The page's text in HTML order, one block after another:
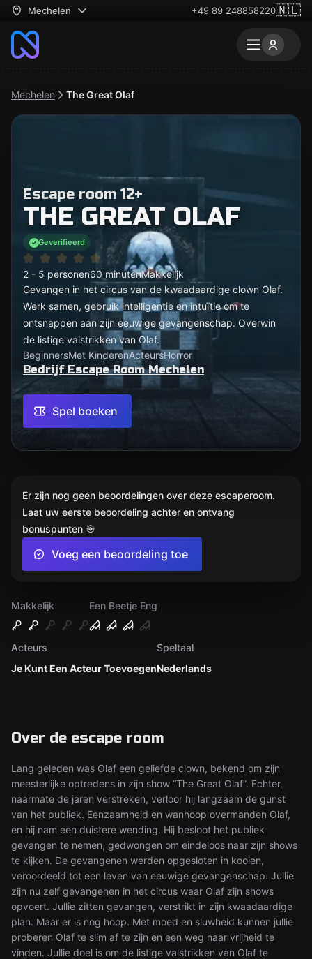
Mechelen +49 89 248858220🇳🇱
Mechelen The Great Olaf
Escape room 12+
THE GREAT OLAF
Geverifieerd
2 - 5 personen60 minutenMakkelijk
Gevangen in het circus van de kwaadaardige clown Olaf.
Werk samen, gebruik intelligentie en intuïtie om te
ontsnappen aan zijn eeuwige gevangenschap. Overwin
de listige valstrikken van Olaf.
BeginnersMet KinderenActeursHorror
Bedrijf Escape Room Mechelen
Spel boeken
Makkelijk Een Beetje Eng
Je Kunt Een Acteur Toevoegen
Acteurs
Nederlands
Speltaal
Over de escape room
Lang geleden was Olaf een geliefde clown, bekend om zijn
meesterlijke optredens in zijn show “The Great Olaf”. Echter,
naarmate de jaren verstreken, verloor hij langzaam de gunst
van het publiek. Eenzaamheid en wanhoop overmanden Olaf,
en hij nam een duistere wending. Hij besloot het publiek
gevangen te nemen, gedwongen om eindeloos naar zijn shows
te kijken. De gevangenen werden opgesloten in kooien,
veroordeeld tot een leven van eeuwige gevangenschap. Jullie
zijn nu zelf gevangenen in het circus waar Olaf zijn shows
opvoert. Jullie zitten gevangen, verstrikt in zijn kwaadaardige
plan. Maar er is nog hoop. Met moed en sluwheid kunnen jullie
proberen Olaf te slim af te zijn en een weg naar vrijheid te
vinden. Jullie doel is om de listige valstrikken van Olaf te
Er zijn nog geen beoordelingen over deze escaperoom.
Laat uw eerste beoordeling achter en ontvang
bonuspunten 🎯
Voeg een beoordeling toe